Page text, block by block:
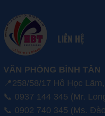
LIÊN HỆ
VĂN PHÒNG BÌNH TÂN
📍258/58/17 Hồ Học
📞 0937 144 345 (Mr.
📞 0902 740 345 (Ms.